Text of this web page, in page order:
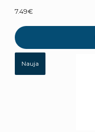
7.49€
Nauja